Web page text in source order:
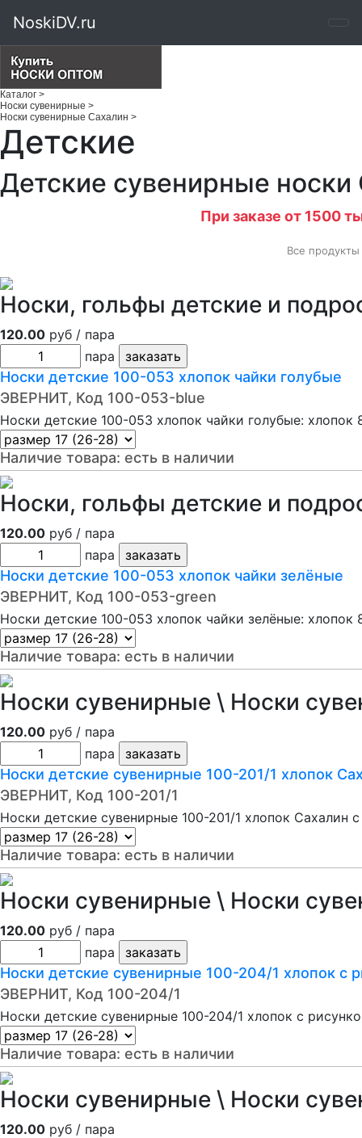
NoskiDV.ru
Каталог >
Носки сувенирные >
Носки сувенирные Сахалин >
Детские
Детские сувенирные носки
При заказе от 1500
Все
Носки, гольфы детские и
120.00 руб / пара
пара
Носки детские 100-053 хлопок чайки голубые
ЭВЕРНИТ, Код 100-053-blue
Носки детские 100-053 хлопок чайки голубые: хлопок
Наличие товара: есть в наличии
Носки, гольфы детские и
120.00 руб / пара
пара
Носки детские 100-053 хлопок чайки зелёные
ЭВЕРНИТ, Код 100-053-green
Носки детские 100-053 хлопок чайки зелёные: хлопок
Наличие товара: есть в наличии
Носки сувенирные \ Носки
120.00 руб / пара
пара
Носки детские сувенирные 100-201/1 хлопок
ЭВЕРНИТ, Код 100-201/1
Носки детские сувенирные 100-201/1 хлопок Сахалин
Наличие товара: есть в наличии
Носки сувенирные \ Носки
120.00 руб / пара
пара
Носки детские сувенирные 100-204/1 хлопок
ЭВЕРНИТ, Код 100-204/1
Носки детские сувенирные 100-204/1 хлопок с
Наличие товара: есть в наличии
Носки сувенирные \ Носки
120.00 руб / пара